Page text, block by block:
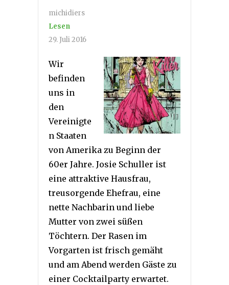
michidiers
Lesen
29. Juli 2016
Wir
befinden
uns in
den
Vereinigte
n Staaten
von Amerika zu Beginn der
60er Jahre. Josie Schuller ist
eine attraktive Hausfrau,
treusorgende Ehefrau, eine
nette Nachbarin und liebe
Mutter von zwei süßen
Töchtern. Der Rasen im
Vorgarten ist frisch gemäht
und am Abend werden Gäste zu
einer Cocktailparty erwartet.